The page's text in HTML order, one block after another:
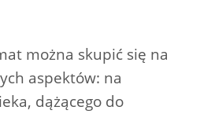
można skupić się na
aspektów: na
dążącego do